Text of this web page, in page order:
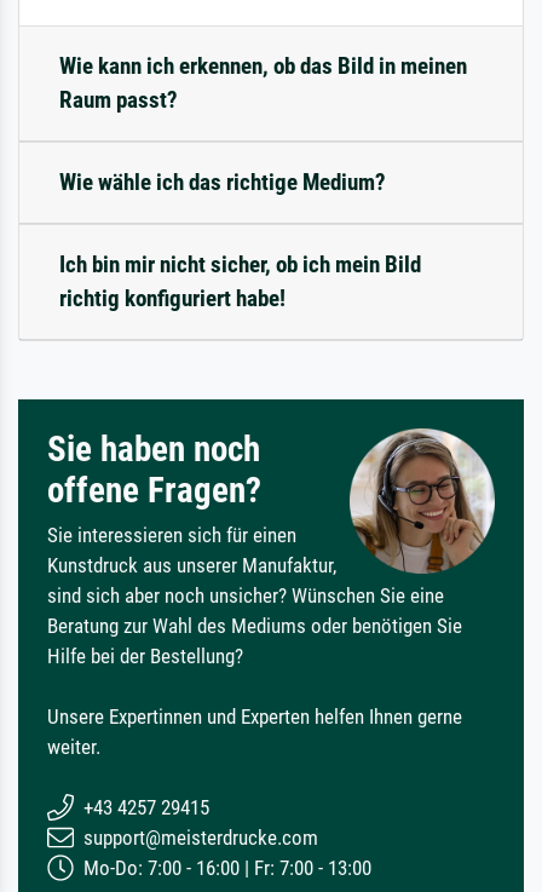
Wie kann ich erkennen, ob das Bild in meinen
Raum passt?
Wie wähle ich das richtige Medium?
Ich bin mir nicht sicher, ob ich mein Bild
richtig konfiguriert habe!
Sie haben noch
offene Fragen?
Sie interessieren sich für einen
Kunstdruck aus unserer Manufaktur,
sind sich aber noch unsicher? Wünschen Sie eine
Beratung zur Wahl des Mediums oder benötigen Sie
Hilfe bei der Bestellung?
Unsere Expertinnen und Experten helfen Ihnen gerne
weiter.
+43 4257 29415
support@meisterdrucke.com
Mo-Do: 7:00 - 16:00 | Fr: 7:00 - 13:00